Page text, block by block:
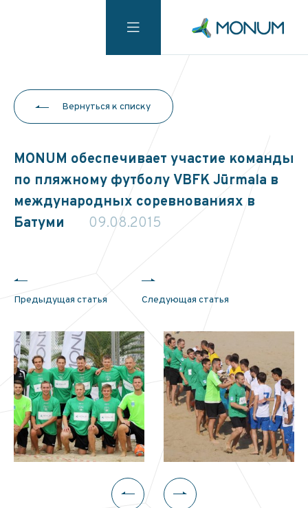
Вернуться к списку
MONUM обеспечивает участие команды
по пляжному футболу VBFK Jūrmala в
международных соревнованиях в
Батуми
09.08.2015
Предыдущая статья Следующая статья